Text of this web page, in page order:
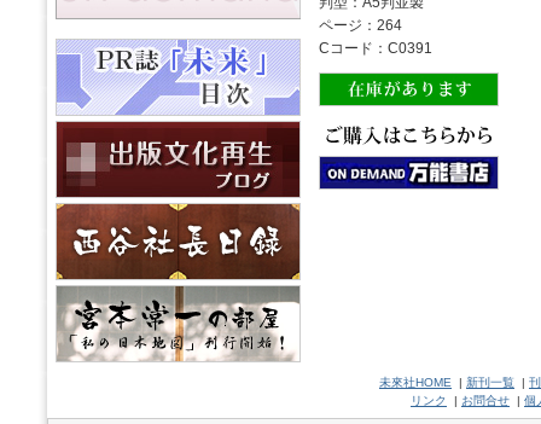
ページ：264
Cコード：C0391
未來社HOME | 新刊一覧 |
リンク
| お問合せ | 個